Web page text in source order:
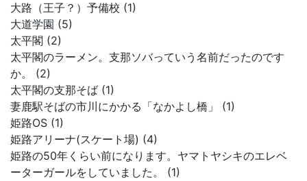
大路（王子？）予備校 (1)
大道学園 (5)
太平閣 (2)
太平閣のラーメン。支那ソバっていう名前だったのです
か。 (2)
太平閣の支那そば (1)
妻鹿駅そばの市川にかかる「なかよし橋」 (1)
姫路OS (1)
姫路アリーナ(スケート場) (4)
姫路の50年くらい前になります。ヤマトヤシキのエレベ
ーターガールをしていました。 (1)